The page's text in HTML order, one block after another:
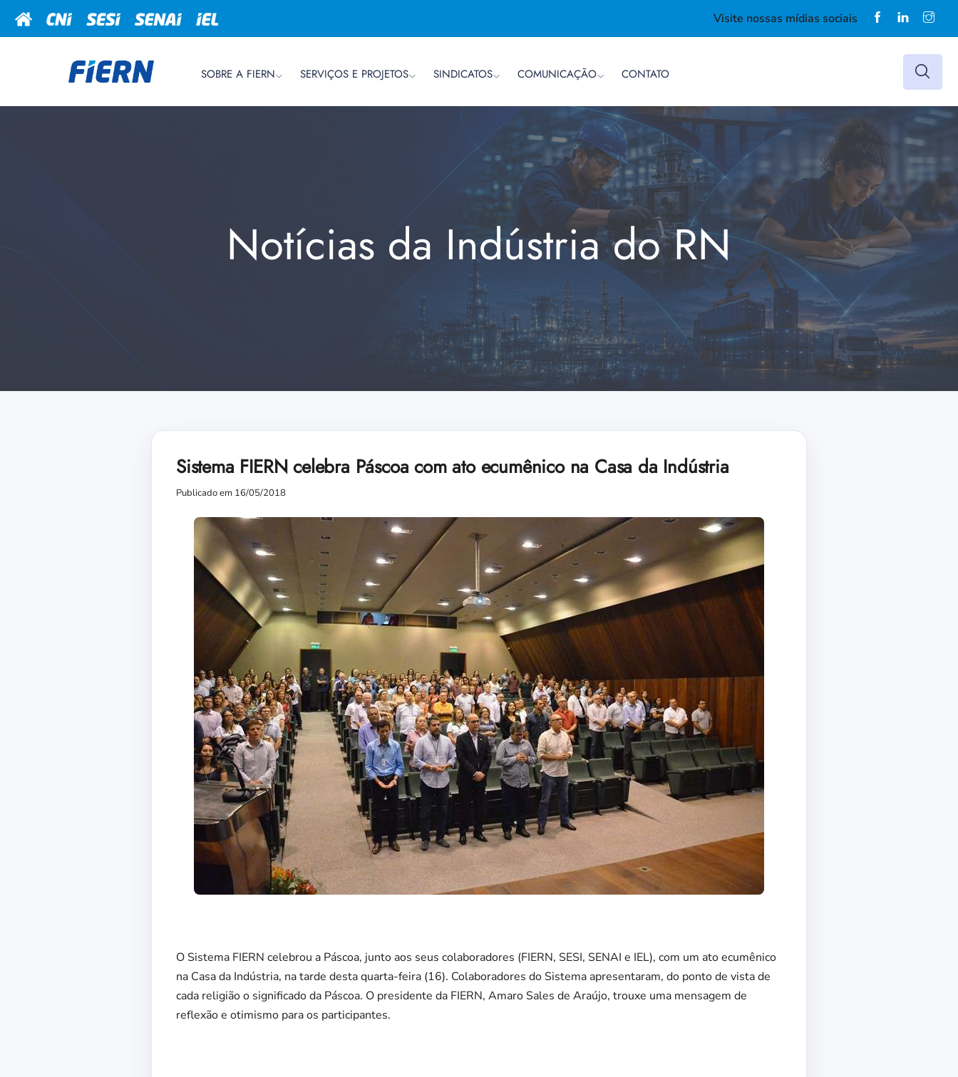
Visite nossas mídias sociais
SOBRE A FIERN SERVIÇOS E PROJETOS SINDICATOS COMUNICAÇÃO CONTATO
Notícias da Indústria do RN
Sistema FIERN celebra Páscoa com ato ecumênico na Casa da Indústria
Publicado em 16/05/2018
O Sistema FIERN celebrou a Páscoa, junto aos seus colaboradores (FIERN, SESI, SENAI e IEL), com um ato ecumênico
na Casa da Indústria, na tarde desta quarta-feira (16). Colaboradores do Sistema apresentaram, do ponto de vista de
cada religião o significado da Páscoa. O presidente da FIERN, Amaro Sales de Araújo, trouxe uma mensagem de
reflexão e otimismo para os participantes.